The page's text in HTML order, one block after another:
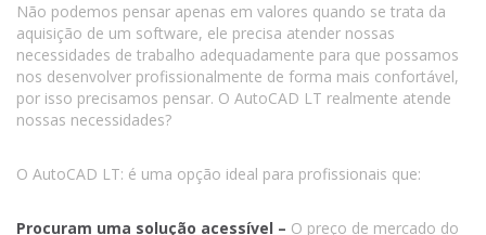
Não podemos pensar apenas em valores quando se trata da
aquisição de um software, ele precisa atender nossas
necessidades de trabalho adequadamente para que possamos
nos desenvolver profissionalmente de forma mais confortável,
por isso precisamos pensar. O AutoCAD LT realmente atende
nossas necessidades?
O AutoCAD LT: é uma opção ideal para profissionais que:
Procuram uma solução acessível – O preço de mercado do